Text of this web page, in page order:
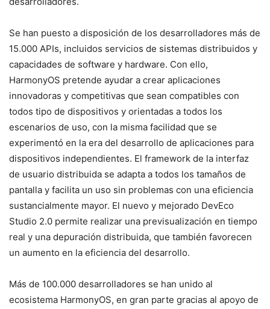
Se han puesto a disposición de los desarrolladores más de
15.000 APIs, incluidos servicios de sistemas distribuidos y
capacidades de software y hardware. Con ello,
HarmonyOS pretende ayudar a crear aplicaciones
innovadoras y competitivas que sean compatibles con
todos tipo de dispositivos y orientadas a todos los
escenarios de uso, con la misma facilidad que se
experimentó en la era del desarrollo de aplicaciones para
dispositivos independientes. El framework de la interfaz
de usuario distribuida se adapta a todos los tamaños de
pantalla y facilita un uso sin problemas con una eficiencia
sustancialmente mayor. El nuevo y mejorado DevEco
Studio 2.0 permite realizar una previsualización en tiempo
real y una depuración distribuida, que también favorecen
un aumento en la eficiencia del desarrollo.
Más de 100.000 desarrolladores se han unido al
ecosistema HarmonyOS, en gran parte gracias al apoyo de